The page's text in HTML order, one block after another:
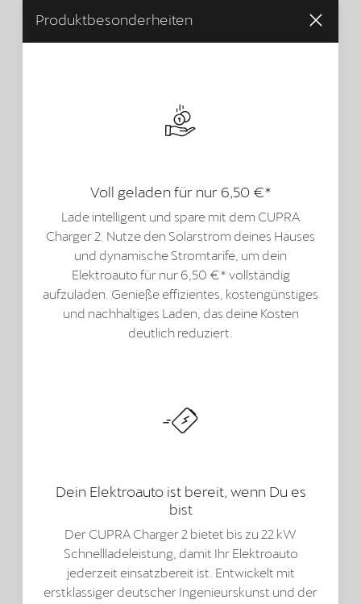
Produktbesonderheiten
Voll geladen für nur 6,50 €*
Lade intelligent und spare mit dem CUPRA
Charger 2. Nutze den Solarstrom deines Hauses
und dynamische Stromtarife, um dein
Elektroauto für nur 6,50 €* vollständig
aufzuladen. Genieße effizientes, kostengünstiges
und nachhaltiges Laden, das deine Kosten
deutlich reduziert.
Dein Elektroauto ist bereit, wenn Du es
bist
Der CUPRA Charger 2 bietet bis zu 22 kW
Schnellladeleistung, damit Ihr Elektroauto
jederzeit einsatzbereit ist. Entwickelt mit
erstklassiger deutscher Ingenieurskunst und der